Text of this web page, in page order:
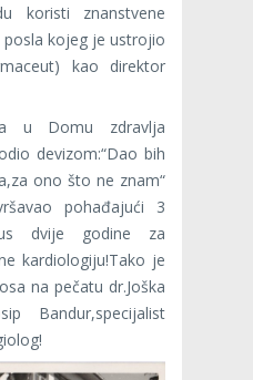
koristi znanstvene
kojeg je ustrojio
kao direktor
u Domu zdravlja
devizom:“Dao bih
ono što ne znam“
pohađajući 3
dvije godine za
kardiologiju!Tako je
na pečatu dr.Joška
Bandur,specijalist